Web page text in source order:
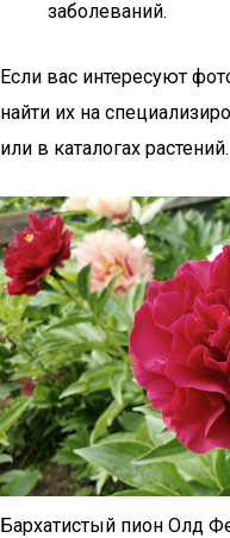
заболеваний.
Если вас интересуют
найти их на
или в каталогах растений.
Бархатистый пион Олд